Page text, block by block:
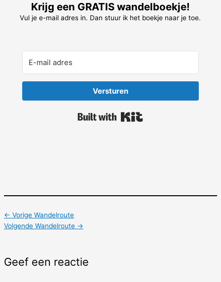
Krijg een GRATIS wandelboekje!
Vul je e-mail adres in. Dan stuur ik het boekje naar je toe.
Versturen
← Vorige Wandelroute
Volgende Wandelroute →
Geef een reactie